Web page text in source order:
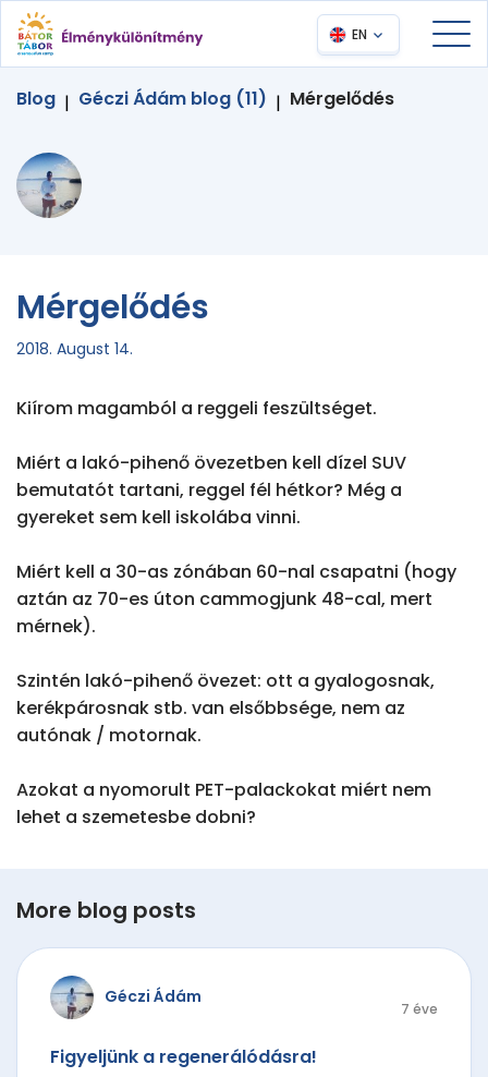
EN
Blog | Géczi Ádám blog (11) | Mérgelődés
Mérgelődés
2018. August 14.
Kiírom magamból a reggeli feszültséget.
Miért a lakó-pihenő övezetben kell dízel SUV
bemutatót tartani, reggel fél hétkor? Még a
gyereket sem kell iskolába vinni.
Miért kell a 30-as zónában 60-nal csapatni (hogy
aztán az 70-es úton cammogjunk 48-cal, mert
mérnek).
Szintén lakó-pihenő övezet: ott a gyalogosnak,
kerékpárosnak stb. van elsőbbsége, nem az
autónak / motornak.
Azokat a nyomorult PET-palackokat miért nem
lehet a szemetesbe dobni?
More blog posts
Géczi Ádám
7 éve
Figyeljünk a regenerálódásra!